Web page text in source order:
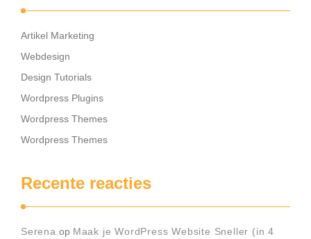
Artikel Marketing
Webdesign
Design Tutorials
Wordpress Plugins
Wordpress Themes
Wordpress Themes
Recente reacties
Serena op Maak je WordPress Website Sneller (in 4